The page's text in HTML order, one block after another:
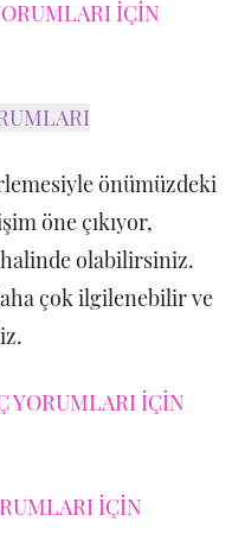
İÇİN
önümüzdeki
öne çıkıyor,
olabilirsiniz.
çok ilgilenebilir ve
YORUMLARI İÇİN
İÇİN